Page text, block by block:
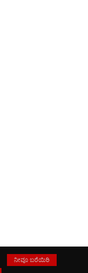
ನೀವೂ ಬರೆಯಿರಿ